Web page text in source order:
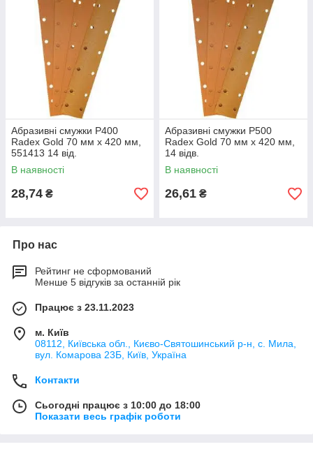
Абразивні смужки Р400
Radex Gold 70 мм х 420 мм,
551413 14 від.
В наявності
28,74 ₴
Абразивні смужки Р500
Radex Gold 70 мм х 420 мм,
14 відв.
В наявності
26,61 ₴
Про нас
Рейтинг не сформований
Менше 5 відгуків за останній рік
Працює з 23.11.2023
м. Київ
08112, Київська обл., Києво-Святошинський р-н, с. Мила,
вул. Комарова 23Б, Київ, Україна
Контакти
Сьогодні працює з 10:00 до 18:00
Показати весь графік роботи